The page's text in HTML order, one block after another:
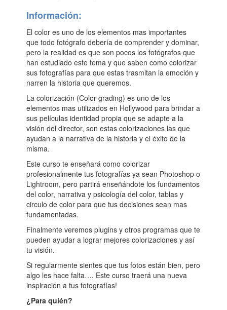
Información:
El color es uno de los elementos mas importantes
que todo fotógrafo debería de comprender y dominar,
pero la realidad es que son pocos los fotógrafos que
han estudiado este tema y que saben como colorizar
sus fotografías para que estas trasmitan la emoción y
narren la historia que queremos.
La colorización (Color grading) es uno de los
elementos mas utilizados en Hollywood para brindar a
sus películas identidad propia que se adapte a la
visión del director, son estas colorizaciones las que
ayudan a la narrativa de la historia y el éxito de la
misma.
Este curso te enseñará como colorizar
profesionalmente tus fotografías ya sean Photoshop o
Lightroom, pero partirá enseñándote los fundamentos
del color, narrativa y psicología del color, tablas y
circulo de color para que tus decisiones sean mas
fundamentadas.
Finalmente veremos plugins y otros programas que te
pueden ayudar a lograr mejores colorizaciones y así
tu visión.
Si regularmente sientes que tus fotos están bien, pero
algo les hace falta…. Este curso traerá una nueva
inspiración a tus fotografías!
¿Para quién?